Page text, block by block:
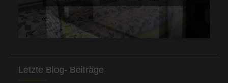
Letzte Blog- Beiträge